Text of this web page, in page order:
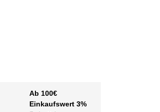
Ab 100€
Einkaufswert 3%